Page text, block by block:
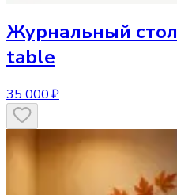
Журнальный стол
table
35 000 ₽